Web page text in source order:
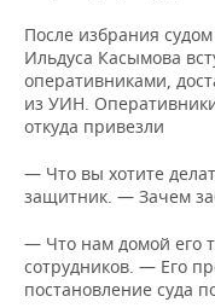
После избрания
Ильдуса Касымова
оперативниками,
из УИН.
откуда привезли
— Что вы хотите
защитник. — Зачем
— Что нам домой его
сотрудников. — Его
постановление суда